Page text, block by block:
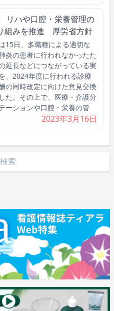
リハや口腔・栄養管理の
組みを推進 厚労省方針
15日、多職種による適切な
炎の患者に行われなかったた
延長などにつながっている実
、2024年度に行われる診療
の同時改定に向けた意見交換
た。その上で、医療・介護分
ーションや口腔・栄養の管
2023年3月16日